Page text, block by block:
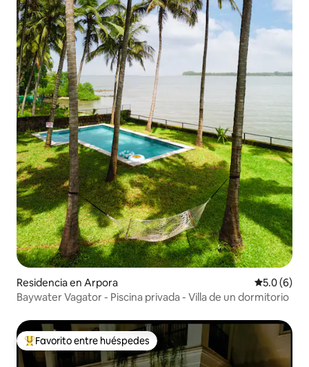
Residencia en Arpora
5.0 (6)
Baywater Vagator - Piscina privada - Villa de un dormitorio
De los mejores en Favorito entre huéspedes
Favorito entre huéspedes